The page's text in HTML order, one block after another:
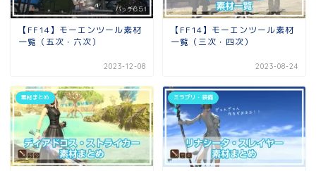
【FF14】モーエンツール素材
一覧（五次・六次）
2023-12-08
【FF14】モーエンツール素材
一覧（三次・四次）
2023-08-24
素材まとめ ミラプリ・装備